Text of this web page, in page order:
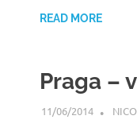
READ MORE
Praga –
11/06/2014